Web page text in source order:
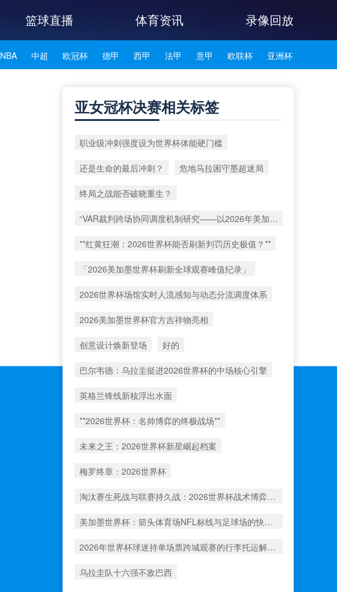
篮球直播 体育资讯 录像回放
NBA 中超 欧冠杯 德甲 西甲 法甲 意甲 欧联杯 亚洲杯
亚女冠杯决赛相关标签
职业级冲刺强度设为世界杯体能硬门槛
还是生命的最后冲刺？ 危地马拉困守墨超迷局
终局之战能否破晓重生？
“VAR裁判跨场协同调度机制研究——以2026年美加墨世界杯赛事为例”
**红黄狂潮：2026世界杯能否刷新判罚历史极值？**
「2026美加墨世界杯刷新全球观赛峰值纪录」
2026世界杯场馆实时人流感知与动态分流调度体系
2026美加墨世界杯官方吉祥物亮相
创意设计焕新登场 好的
巴尔韦德：乌拉圭挺进2026世界杯的中场核心引擎
英格兰锋线新核浮出水面
**2026世界杯：名帅博弈的终极战场**
未来之王：2026世界杯新星崛起档案
梅罗终章：2026世界杯
淘汰赛生死战与联赛持久战：2026世界杯战术博弈解析
美加墨世界杯：箭头体育场NFL标线与足球场的快速切换工艺深度解析
2026年世界杯球迷持单场票跨城观赛的行李托运解决方案
乌拉圭队十六强不敌巴西